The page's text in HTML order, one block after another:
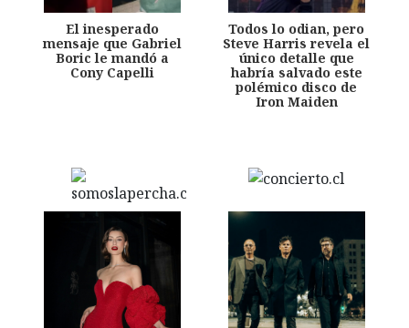
El inesperado
mensaje que Gabriel
Boric le mandó a
Cony Capelli
Todos lo odian, pero
Steve Harris revela el
único detalle que
habría salvado este
polémico disco de
Iron Maiden